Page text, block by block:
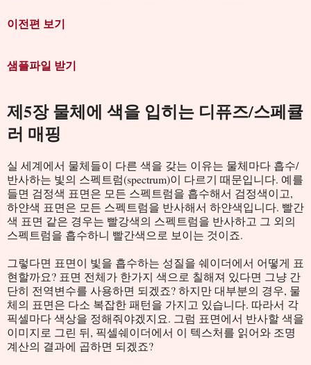
이전편 보기
샘플파일 받기
제5장 물체에 색을 입히는 디퓨즈/스페큘
러 매핑
실 세계에서 물체들이 다른 색을 갖는 이유는 물체마다 흡수/
반사하는 빛의 스펙트럼(spectrum)이 다르기 때문입니다. 예를
들면 검정색 표면은 모든 스펙트럼을 흡수해서 검정색이고,
하얀색 표면은 모든 스펙트럼을 반사해서 하얀색입니다. 빨간
색 표면 같은 경우는 빨강색의 스펙트럼을 반사하고 그 외의
스펙트럼을 흡수하니 빨간색으로 보이는 것이죠.
그렇다면 표면이 빛을 흡수하는 성질을 쉐이더에서 어떻게 표
현할까요? 표면 전체가 한가지 색으로 칠해져 있다면 그냥 간
단히 전역변수를 사용하면 되겠죠? 하지만 대부분의 경우, 물
체의 표면은 다소 복잡한 패턴을 가지고 있습니다. 따라서 각
픽셀마다 색상을 정해줘야겠지요. 그럼 표면에서 반사할 색을
이미지로 그린 뒤, 픽셀쉐이더에서 이 텍스처를 읽어와 조명
계산의 결과에 곱하면 되겠죠?